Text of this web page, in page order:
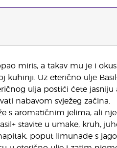
miris, a takav mu je i
kuhinji. Uz eterično ulje
ulja postići ćete jasniju
nabavom svježeg začina.
s aromatičnim jelima, ali
stavite u umake, kruh,
poput limunade s